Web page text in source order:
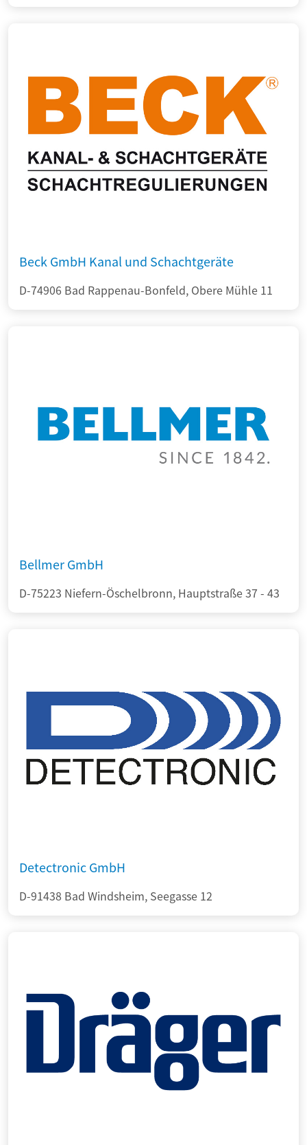
Beck GmbH Kanal und Schachtgeräte
D-74906 Bad Rappenau-Bonfeld, Obere Mühle 11
Bellmer GmbH
D-75223 Niefern-Öschelbronn, Hauptstraße 37 - 43
Detectronic GmbH
D-91438 Bad Windsheim, Seegasse 12